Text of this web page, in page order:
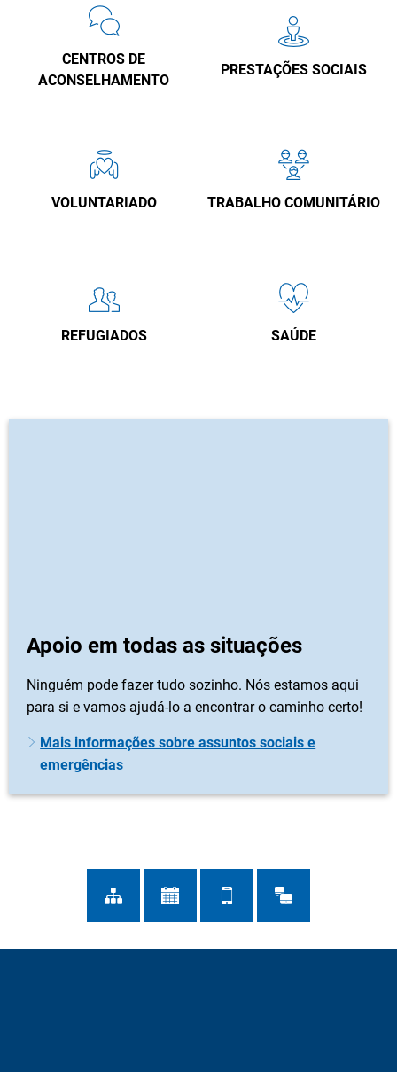
CENTROS DE
ACONSELHAMENTO
PRESTAÇÕES SOCIAIS
VOLUNTARIADO TRABALHO COMUNITÁRIO
REFUGIADOS SAÚDE
Apoio em todas as situações
Ninguém pode fazer tudo sozinho. Nós estamos aqui
para si e vamos ajudá-lo a encontrar o caminho certo!
Mais informações sobre assuntos sociais e
emergências